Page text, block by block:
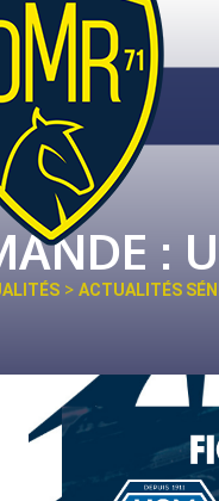
:
> ACTUALITÉS